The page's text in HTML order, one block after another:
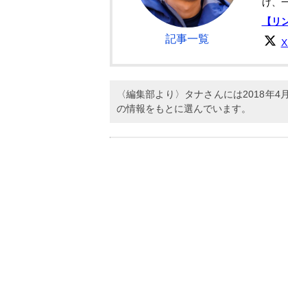
記事一覧
【リ
X
〈編集部より〉タナさんには2018年
の情報をもとに選んでいます。